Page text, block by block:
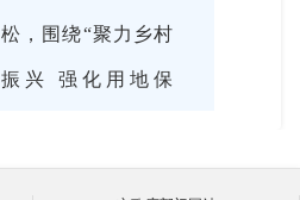
松，围绕“聚力乡村
振兴 强化用地保
大网友们进行互动交